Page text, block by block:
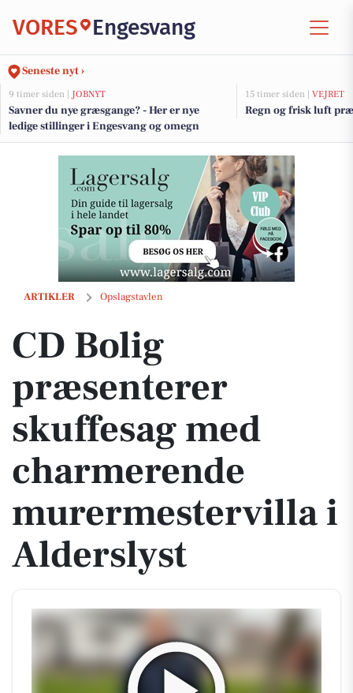
VORES Engesvang
Seneste nyt ›
9 timer siden | JOBNYT
Savner du nye græsgange? - Her er nye
ledige stillinger i Engesvang og omegn
15 timer siden | VEJRET
Regn og frisk luft
ARTIKLER Opslagstavlen
CD Bolig præsenterer skuffesag med charmerende
CD Bolig
præsenterer
skuffesag med
charmerende
murermestervilla i
Alderslyst